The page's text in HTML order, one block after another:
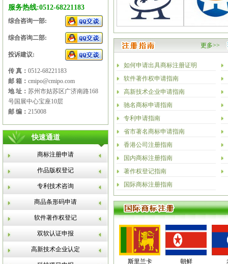
服务热线:0512-68221183
综合咨询一部:
综合咨询二部:
投诉建议:
传 真： 0512-68221183
邮 箱： cmipo@cmipo.com
地 址： 苏州市姑苏区广济南路168
号国展中心宝座10层
邮 编： 215008
快速通道
商标注册申请
作品版权登记
专利技术咨询
商品条形码申请
软件著作权登记
双软认证申报
高新技术企业认定
更多>>
如何申请出具商标注册证明
软件著作权申请指南
高新技术企业申请指南
驰名商标申请指南
专利申请指南
省市著名商标申请指南
香港公司注册指南
国内商标注册指南
著作权登记指南
国际商标注册指南
斯里兰卡 朝鲜